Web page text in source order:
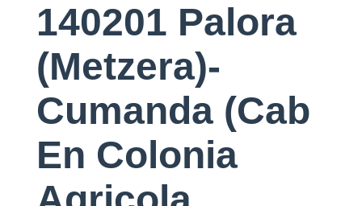
140201 Palora
(Metzera)-
Cumanda (Cab
En Colonia